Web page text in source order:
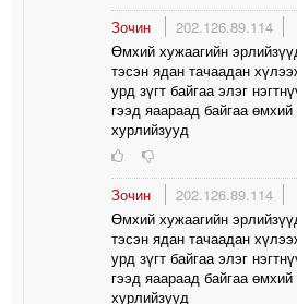
Зочин 202.126.89.114
Өмхий хужаагийн
тэсэн ядан тачаадан
урд зүгт байгаа элэг
гээд яаараад байгаа
хурлийзууд
Зочин 202.126.89.114
Өмхий хужаагийн
тэсэн ядан тачаадан
урд зүгт байгаа элэг
гээд яаараад байгаа
хурлийзууд